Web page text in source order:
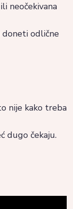
neočekivana
doneti odlične
nije kako treba
dugo čekaju.